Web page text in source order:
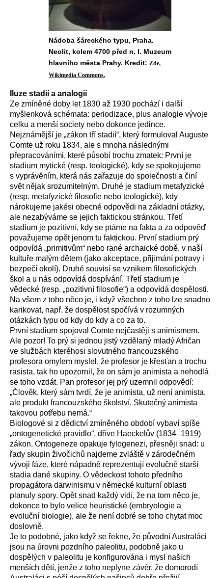
Nádoba šáreckého typu, Praha.
Neolit, kolem 4700 před n. l. Muzeum
hlavního města Prahy. Kredit: Zde,
Wikimedia Commons.
Iluze stadií a analogií
Ze zmíněné doby let 1830 až 1930 pochází i další
myšlenková schémata: periodizace, plus analogie vývoje
celku a menší society nebo dokonce jedince.
Nejznámější je „zákon tří stadií“, který formuloval Auguste
Comte už roku 1834, ale s mnoha následnými
přepracováními, které působí trochu zmatek: První je
stadium mytické (resp. teologické), kdy se spokojujeme
s vyprávěním, která nás zařazuje do společnosti a činí
svět nějak srozumitelným. Druhé je stadium metafyzické
(resp. metafyzické filosofie nebo teologické), kdy
nárokujeme jakési obecné odpovědi na základní otázky,
ale nezabýváme se jejich faktickou stránkou. Třetí
stadium je pozitivní, kdy se ptáme na fakta a za odpověď
považujeme opět jenom tu faktickou. První stadium prý
odpovídá „primitivům“ nebo rané archaické době, v naší
kultuře malým dětem (jako akceptace, přijímání potravy i
bezpečí okolí). Druhé souvisí se vznikem filosofických
škol a u nás odpovídá dospívání. Třetí stadium je
vědecké (resp. „pozitivní filosofie“) a odpovídá dospělosti.
Na všem z toho něco je, i když všechno z toho lze snadno
karikovat, např. že dospělost spočívá v rozumných
otázkách typu od kdy do kdy a co za to.
První stadium spojoval Comte nejčastěji s animismem.
Ale pozor! To prý si jednou jistý vzdělaný mladý Afričan
ve službách kteréhosi slovutného francouzského
profesora omylem myslel, že profesor je křesťan a trochu
rasista, tak ho upozornil, že on sám je animista a nehodlá
se toho vzdát. Pan profesor jej prý uzemnil odpovědí:
„Člověk, který sám tvrdí, že je animista, už není animista,
ale produkt francouzského školství. Skutečný animista
takovou potřebu nemá.“
Biologové si z dědictví zmíněného období vybaví spíše
„ontogenetické pravidlo“, dříve Haeckelův (1834–1919)
zákon. Ontogeneze opakuje fylogenezi, přesněji snad: u
řady skupin živočichů najdeme zvláště v zárodečném
vývoji fáze, které nápadně reprezentují evolučně starší
stadia dané skupiny. O vědeckost tohoto předního
propagátora darwinismu v německé kulturní oblasti
planuly spory. Opět snad každý vidí, že na tom něco je,
dokonce to bylo velice heuristické (embryologie a
evoluční biologie), ale že není dobré se toho chytat moc
doslovně.
Je to podobné, jako když se řekne, že původní Australáci
jsou na úrovni pozdního paleolitu, podobně jako u
dospělých v paleolitu je konfigurována i mysl našich
menších dětí, jenže z toho neplyne závěr, že domorodí